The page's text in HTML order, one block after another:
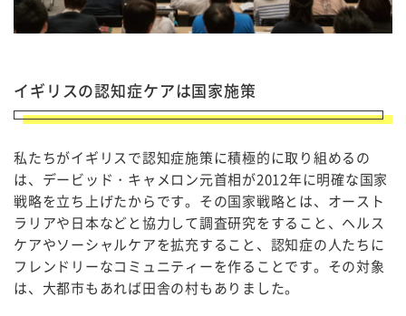
イギリスの認知症ケアは国家施策
私たちがイギリスで認知症施策に積極的に取り組めるの
は、デービッド・キャメロン元首相が2012年に明確な国家
戦略を立ち上げたからです。その国家戦略とは、オースト
ラリアや日本などと協力して調査研究をすること、ヘルス
ケアやソーシャルケアを拡充すること、認知症の人たちに
フレンドリーなコミュニティーを作ることです。その対象
は、大都市もあれば田舎の村もありました。